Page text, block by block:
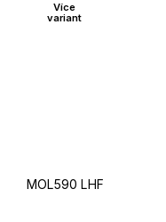
Více
variant
MOL590 LHF